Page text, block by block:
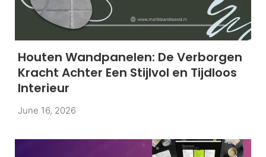
Houten Wandpanelen: De Verborgen
Kracht Achter Een Stijlvol en Tijdloos
Interieur
June 16, 2026